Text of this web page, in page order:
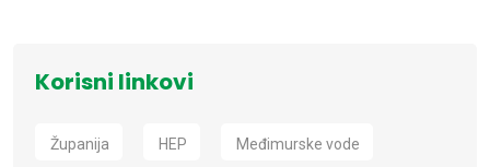
Korisni linkovi
Županija HEP Međimurske vode